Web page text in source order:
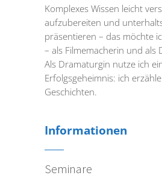
Komplexes Wissen leicht
aufzubereiten und
präsentieren – das möchte
– als Filmemacherin und als
Als Dramaturgin nutze ich
Erfolgsgeheimnis: ich erzähle
Geschichten.
Informationen
Seminare